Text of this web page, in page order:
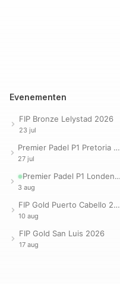
Evenementen
FIP Bronze Lelystad 2026
23 jul
Premier Padel P1 Pretoria 2026
27 jul
Premier Padel P1 Londen 2026
3 aug
FIP Gold Puerto Cabello 2026
10 aug
FIP Gold San Luis 2026
17 aug